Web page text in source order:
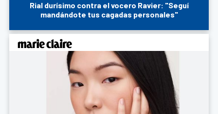
Rial durísimo contra el vocero Ravier: "Seguí
mandándote tus cagadas personales"